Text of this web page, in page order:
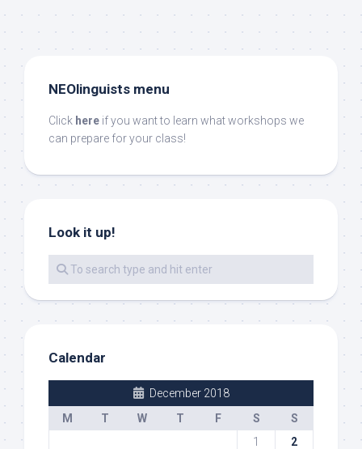
NEOlinguists menu
Click here if you want to learn what workshops we
can prepare for your class!
Look it up!
Calendar
December 2018
M
T W T F S
S
1
2